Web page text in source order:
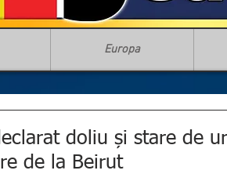
Europa
doliu și stare de
de la Beirut